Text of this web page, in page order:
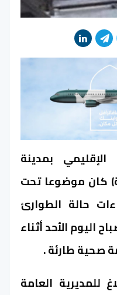
بمدينة
أن قاصرا ( 17 سنة) كان موضوعا تحت
حالة الطوارئ
اليوم الأحد أثناء
صحية طارئة .
للمديرية العامة